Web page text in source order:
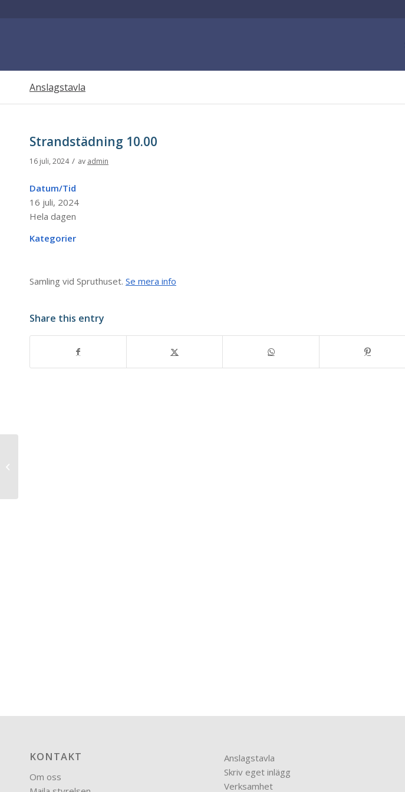
Anslagstavla
Strandstädning 10.00
16 juli, 2024 / av admin
Datum/Tid
16 juli, 2024
Hela dagen
Kategorier
Samling vid Spruthuset. Se mera info
Share this entry
KONTAKT
Om oss
Anslagstavla
Skriv eget inlägg
Verksamhet